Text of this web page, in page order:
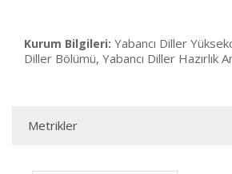
Kurum Bilgileri: Yabancı Diller
Diller Bölümü, Yabancı Diller Hazırlık
Metrikler